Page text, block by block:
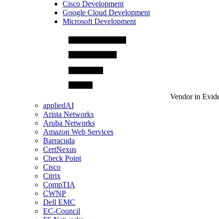
Cisco Development
Google Cloud Development
Microsoft Development
Vendor in
appliedAI
Arista Networks
Aruba Networks
Amazon Web Services
Barracuda
CertNexus
Check Point
Cisco
Citrix
CompTIA
CWNP
Dell EMC
EC-Council